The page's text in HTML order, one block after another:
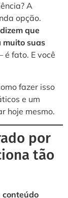
A
opção.
que
muito suas
é fato. E você
fazer isso
e um
hoje mesmo.
por
tão
conteúdo